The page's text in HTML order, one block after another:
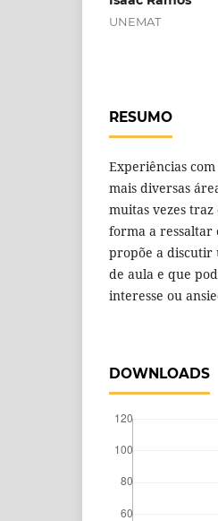
UNEMAT
RESUMO
Experiências
mais diversas
muitas vezes
forma a ressaltar
propõe a discutir
de aula e que
interesse ou
DOWNLOADS